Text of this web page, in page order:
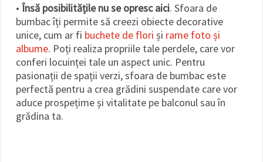
• Însă posibilitățile nu se opresc aici. Sfoara de
bumbac îți permite să creezi obiecte decorative
unice, cum ar fi buchete de flori și rame foto și
albume. Poți realiza propriile tale perdele, care vor
conferi locuinței tale un aspect unic. Pentru
pasionații de spații verzi, sfoara de bumbac este
perfectă pentru a crea grădini suspendate care vor
aduce prospețime și vitalitate pe balconul sau în
grădina ta.